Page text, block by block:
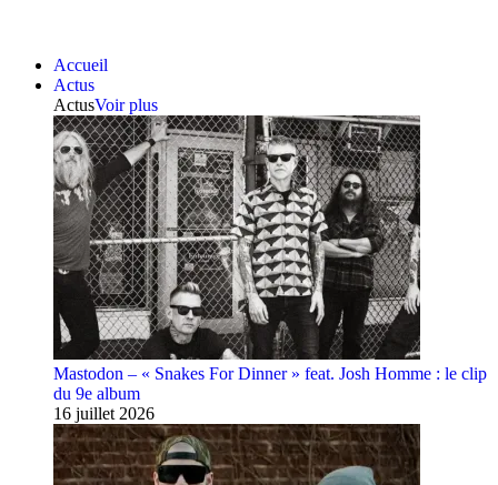
Accueil
Actus
ActusVoir plus
Mastodon – « Snakes For Dinner » feat. Josh Homme : le clip
du 9e album
16 juillet 2026